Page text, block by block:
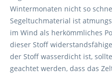
Wintermonaten nicht so
Segeltuchmaterial ist
im Wind als herkömmliches
dieser Stoff
der Stoff wasserdicht ist,
geachtet werden, dass das